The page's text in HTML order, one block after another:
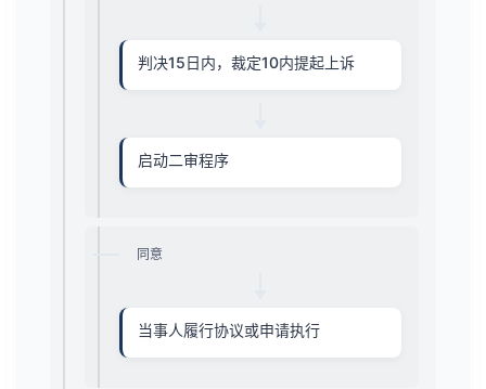
判决15日内，裁定10内提起上诉
启动二审程序
同意
当事人履行协议或申请执行